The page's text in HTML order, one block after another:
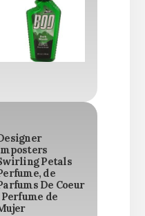
Petals
de
De Coeur
Perfume de